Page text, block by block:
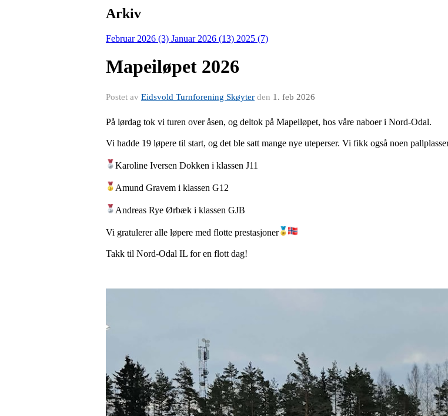
Arkiv
Februar 2026 (3) Januar 2026 (13) 2025 (7)
Mapeiløpet 2026
Postet av Eidsvold Turnforening Skøyter den 1. feb 2026
På lørdag tok vi turen over åsen, og deltok på Mapeiløpet, hos våre naboer i Nord-Odal.
Vi hadde 19 løpere til start, og det ble satt mange nye uteperser. Vi fikk også noen
Karoline Iversen Dokken i klassen J11
Amund Gravem i klassen G12
Andreas Rye Ørbæk i klassen GJB
Vi gratulerer alle løpere med flotte prestasjoner
Takk til Nord-Odal IL for en flott dag!